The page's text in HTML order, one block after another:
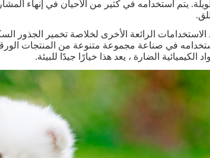
يتم استخدامه في كثير من الأحيان في إنهاء
الاستخدامات الرائعة الأخرى لخلاصة تخمير الجذور
في صناعة مجموعة متنوعة من المنتجات
الكيميائية الضارة ، يعد هذا خيارًا جيدًا للبيئة.